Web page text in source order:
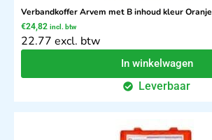
Verbandkoffer Arvem met B inhoud kleur Oranje
€24,82 incl. btw
22.77 excl. btw
In winkelwagen
Leverbaar